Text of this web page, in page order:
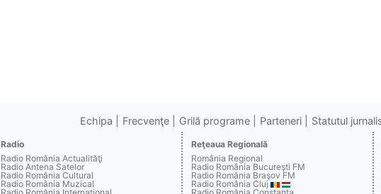
Echipa Frecvenţe Grilă programe Parteneri Statutul
Radio
Radio România Actualităţi
Radio Antena Satelor
Radio România Cultural
Radio România Muzical
Reţeaua Regională
România Regional
Radio România Bucureşti FM
Radio România Braşov FM
Radio România Cluj